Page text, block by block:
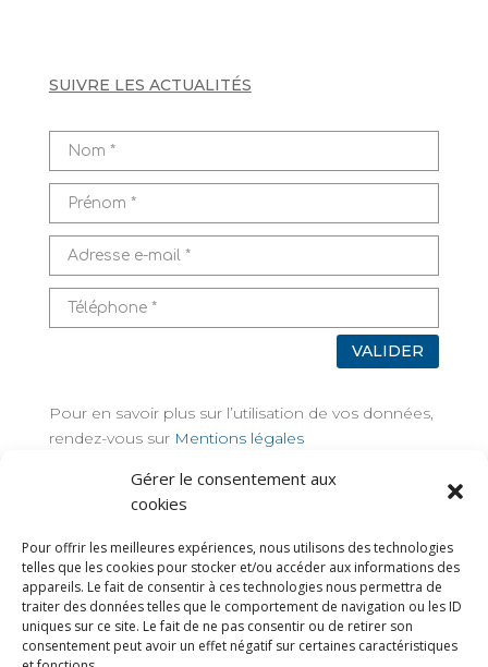
Gérer le consentement aux
cookies
Pour offrir les meilleures expériences, nous utilisons des technologies
telles que les cookies pour stocker et/ou accéder aux informations des
appareils. Le fait de consentir à ces technologies nous permettra de
traiter des données telles que le comportement de navigation ou les ID
uniques sur ce site. Le fait de ne pas consentir ou de retirer son
consentement peut avoir un effet négatif sur certaines caractéristiques
SUIVRE LES ACTUALITÉS
VALIDER
Pour en savoir plus sur l’utilisation de vos données,
rendez-vous sur Mentions légales